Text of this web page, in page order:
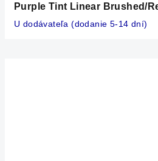
Purple Tint Linear Brushed/
U dodávateľa (dodanie 5-14 dní)